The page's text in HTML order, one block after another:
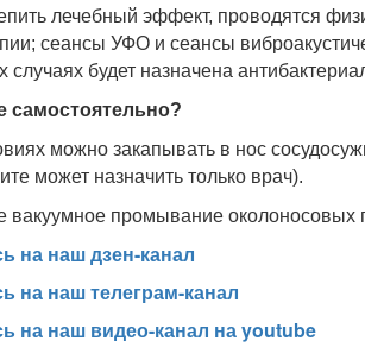
лечебный эффект, проводятся
сеансы УФО и сеансы
случаях будет назначена
самостоятельно?
можно закапывать в нос
может назначить только врач).
вакуумное промывание околоносовых
на наш дзен-канал
на наш телеграм-канал
на наш видео-канал на youtube